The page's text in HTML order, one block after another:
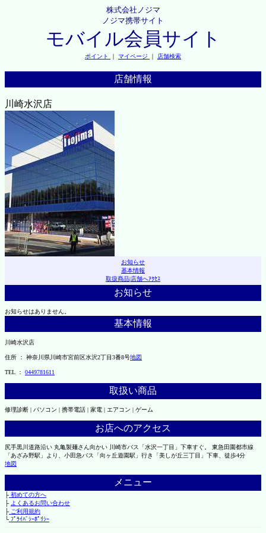
株式会社ノジマ
ノジマ携帯サイト
モバイル会員サイト
ポイント ｜ マイページ ｜ 店舗検索
店舗情報
川崎水沢店
お知らせ
基本情報
取扱商品|店舗へｱｸｾｽ
お知らせ
お知らせはありません。
基本情報
川崎水沢店
住所 ： 神奈川県川崎市宮前区水沢2丁目3番8号地図
TEL ： 0449781611
取扱い商品
修理診断 | パソコン | 携帯電話 | 家電 | エアコン | ゲーム
お店へのアクセス
尻手黒川道路沿い 丸亀製麺さん向かい 川崎市バス「水沢一丁目」下車すぐ。 東急田園都市線
「あざみ野駅」より、小田急バス「向ヶ丘遊園駅」行き「美しが丘三丁目」下車、徒歩4分
地図
メニュー
├初めての方へ
├ よくあるお問い合わせ
├ご利用規約
└ﾌﾟﾗｲﾊﾞｼｰﾎﾟﾘｼｰ